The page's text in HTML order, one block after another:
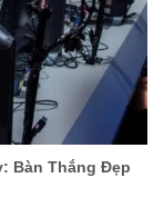
Bàn Thắng Đẹp